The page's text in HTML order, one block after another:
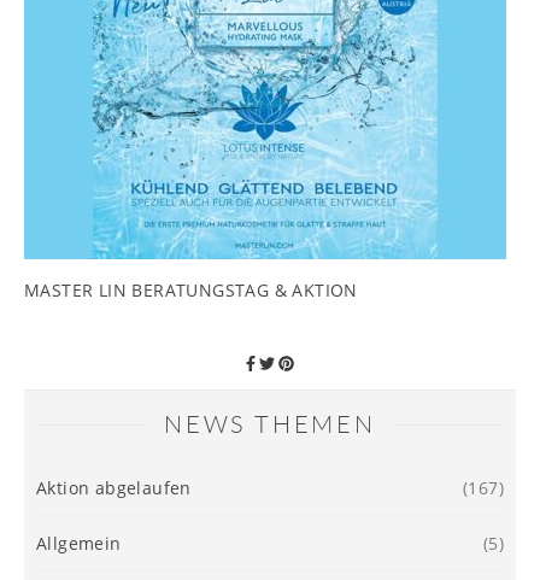
MASTER LIN BERATUNGSTAG & AKTION
NEWS THEMEN
Aktion abgelaufen (167)
Allgemein (5)